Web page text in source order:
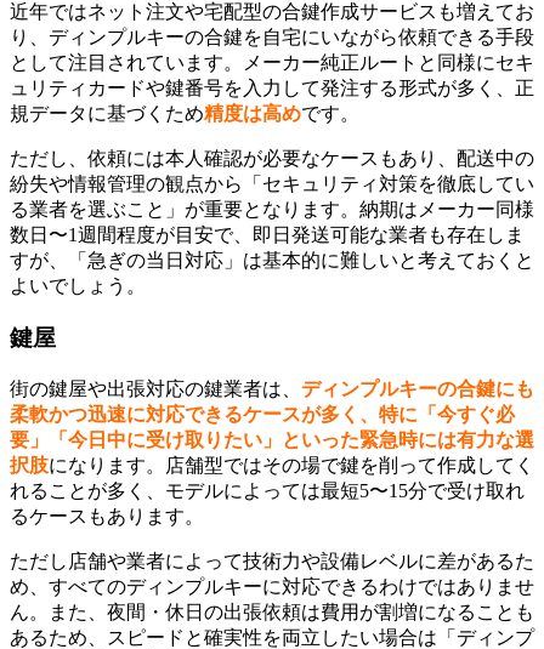
近年ではネット注文や宅配型の合鍵作成サービスも増えてお
り、ディンプルキーの合鍵を自宅にいながら依頼できる手段
として注目されています。メーカー純正ルートと同様にセキ
ュリティカードや鍵番号を入力して発注する形式が多く、正
規データに基づくため精度は高めです。
ただし、依頼には本人確認が必要なケースもあり、配送中の
紛失や情報管理の観点から「セキュリティ対策を徹底してい
る業者を選ぶこと」が重要となります。納期はメーカー同様
数日〜1週間程度が目安で、即日発送可能な業者も存在しま
すが、「急ぎの当日対応」は基本的に難しいと考えておくと
よいでしょう。
鍵屋
街の鍵屋や出張対応の鍵業者は、 ディンプルキーの合鍵にも
柔軟かつ迅速に対応できるケースが多く、特に「今すぐ必
要」「今日中に受け取りたい」といった緊急時には有力な選
択肢になります。店舗型ではその場で鍵を削って作成してく
れることが多く、モデルによっては最短5〜15分で受け取れ
るケースもあります。
ただし店舗や業者によって技術力や設備レベルに差があるた
め、すべてのディンプルキーに対応できるわけではありませ
ん。また、夜間・休日の出張依頼は費用が割増になることも
あるため、スピードと確実性を両立したい場合は「ディンプ